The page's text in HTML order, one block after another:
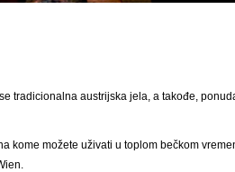
tradicionalna austrijska jela, a takođe,
na kome možete uživati u toplom bečkom